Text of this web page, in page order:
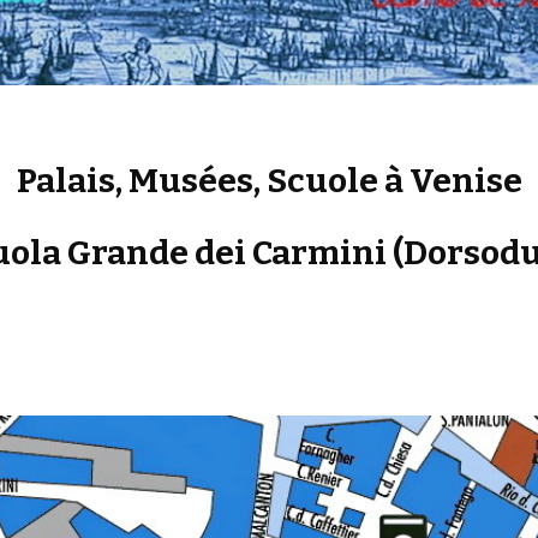
Palais, Musées, Scuole à Venise
Grande dei Carmini